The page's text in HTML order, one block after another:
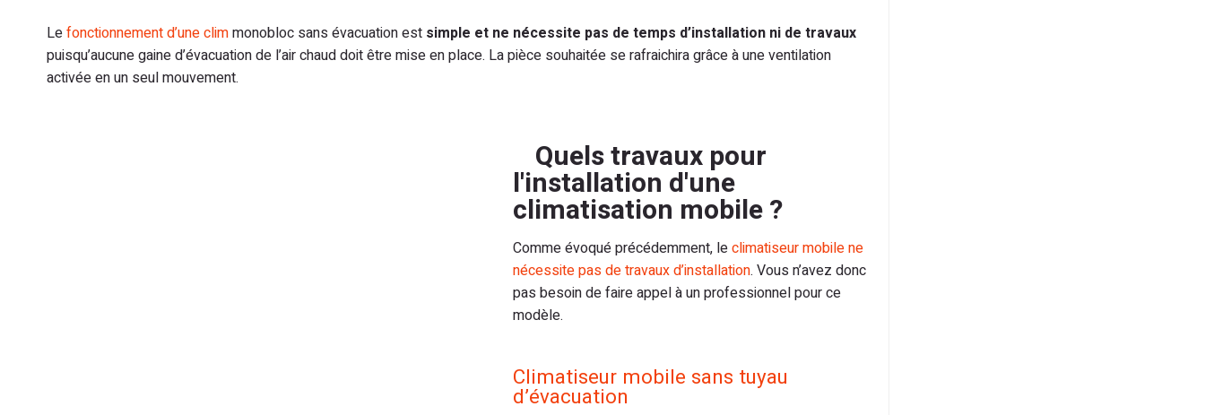
Lefonctionnement d’une climmonobloc sans évacuation est simple et ne nécessite pas de temps d’installation ni de travaux
puisqu’aucune gaine d’évacuation de l’air chaud doit être mise en place. La pièce souhaitée se rafraichira grâce à une ventilation
activée en un seul mouvement.
Quels travaux pour
l'installation d'une
climatisation mobile ?
Comme évoqué précédemment, leclimatiseur mobile ne
nécessite pas de travaux d’installation. Vous n’avez donc
pas besoin de faire appel à un professionnel pour ce
modèle.
Climatiseur mobile sans tuyau
d’évacuation